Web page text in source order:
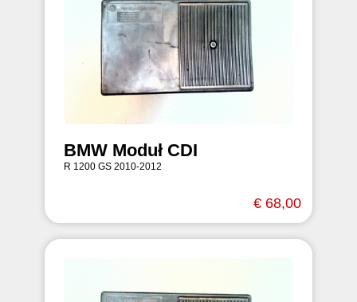
BMW Moduł CDI
R 1200 GS 2010-2012
€ 68,00